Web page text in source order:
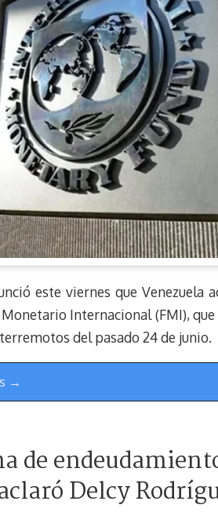
este viernes que Venezuela
Internacional (FMI),
del pasado 24 de junio.
→
de
Delcy